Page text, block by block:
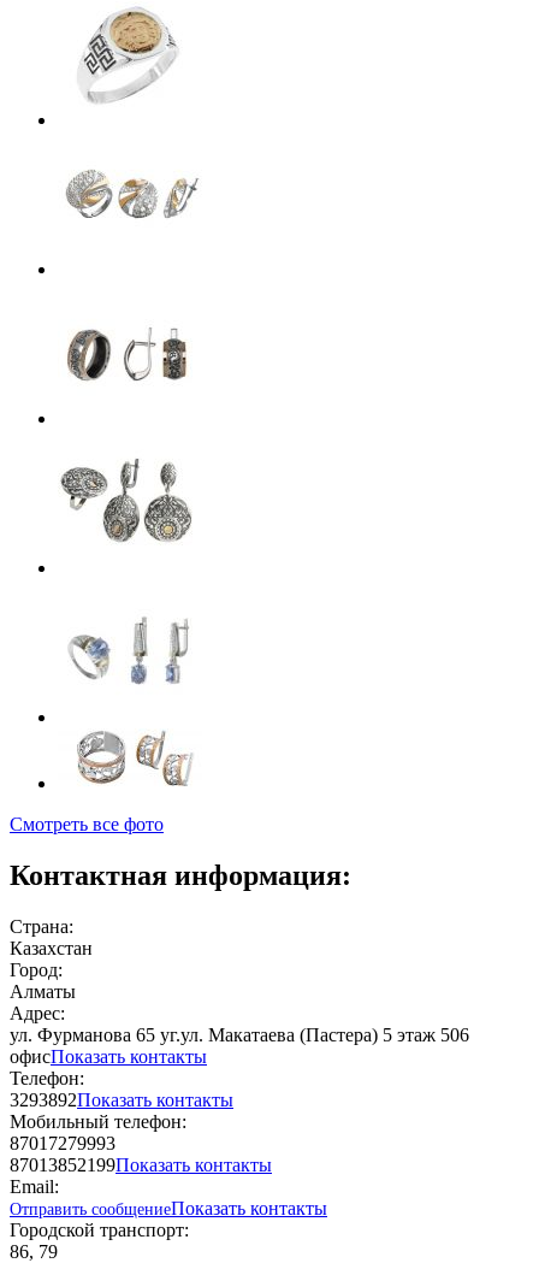
Смотреть все фото
Контактная информация:
Страна:
Казахстан
Город:
Алматы
Адрес:
ул. Фурманова 65 уг.ул. Макатаева (Пастера) 5 этаж 506
офисПоказать контакты
Телефон:
3293892Показать контакты
Мобильный телефон:
87017279993
87013852199Показать контакты
Email:
Отправить сообщениеПоказать контакты
Городской транспорт:
86, 79